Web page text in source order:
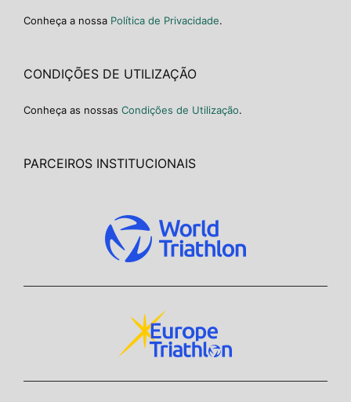
Conheça a nossa Política de Privacidade.
CONDIÇÕES DE UTILIZAÇÃO
Conheça as nossas Condições de Utilização.
PARCEIROS INSTITUCIONAIS